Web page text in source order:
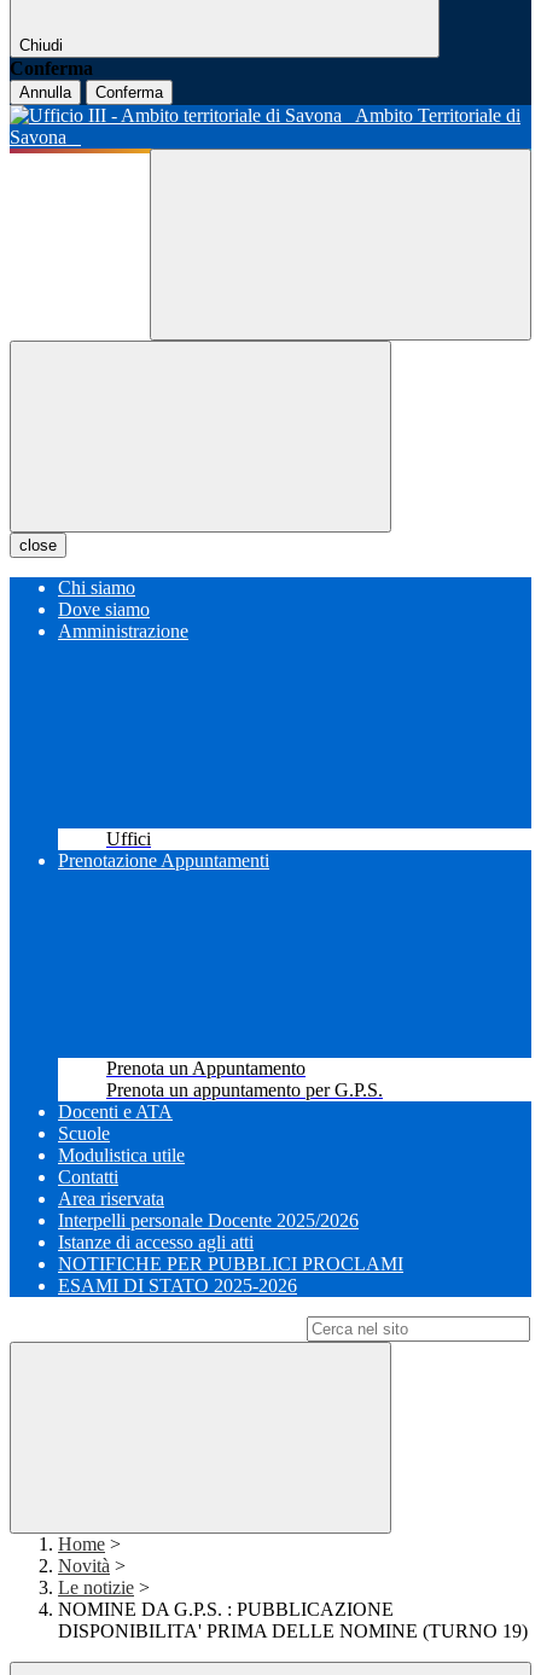
Chiudi
Conferma
Annulla Conferma
Ambito Territoriale di
Savona
close
Chi siamo
Dove siamo
Amministrazione
Uffici
Prenotazione Appuntamenti
Prenota un Appuntamento
Prenota un appuntamento per G.P.S.
Docenti e ATA
Scuole
Modulistica utile
Contatti
Area riservata
Interpelli personale Docente 2025/2026
Istanze di accesso agli atti
NOTIFICHE PER PUBBLICI PROCLAMI
ESAMI DI STATO 2025-2026
Home >
Novità >
Le notizie >
NOMINE DA G.P.S. : PUBBLICAZIONE
DISPONIBILITA' PRIMA DELLE NOMINE (TURNO 19)